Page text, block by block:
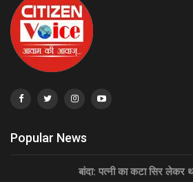
Popular News
बांदा: पत्नी का कटा सिर लेकर